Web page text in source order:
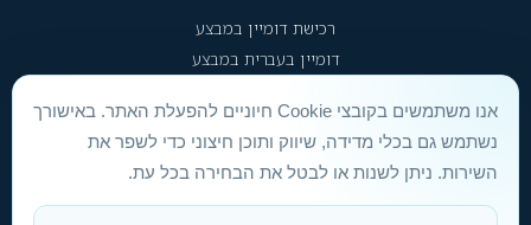
רכישת דומיין במבצע
דומיין בעברית במבצע
הסכם שירות ותנאי שימוש| הצהרת נגישות| מדיניות פרטיות
אנו משתמשים בקובצי Cookie חיוניים להפעלת האתר. באישורך
נשתמש גם בכלי מדידה, שיווק ותוכן חיצוני כדי לשפר את
השירות. ניתן לשנות או לבטל את הבחירה בכל עת.